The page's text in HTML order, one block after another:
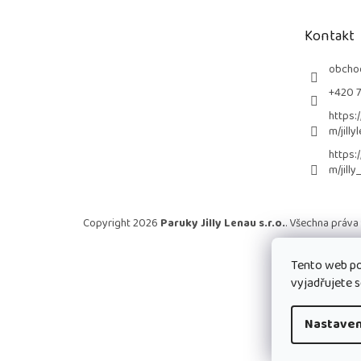
Tento web
vyjadřujete
Kontakt
+420
m/
m/
Copyright 2026 Paruky Jilly Lenau s.r.o.. Všechna